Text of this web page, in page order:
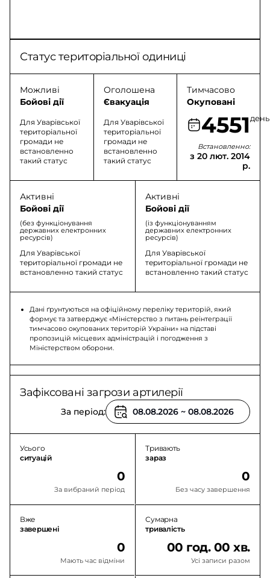
Статус територіальної одиниці
Можливі
Бойові дії
Для Уварівської
територіальної
громади не
встановленно
такий статус
Оголошена
Євакуація
Для Уварівської
територіальної
громади не
встановленно
такий статус
Тимчасово
Окуповані
4551день
Встановленно:
з 20 лют. 2014
р.
Активні
Бойові дії
(без функціонування
державних електронних
ресурсів)
Для Уварівської
територіальної громади не
встановленно такий статус
Активні
Бойові дії
(із функціонуванням
державних електронних
ресурсів)
Для Уварівської
територіальної громади не
встановленно такий статус
Дані ґрунтуються на офіційному переліку територій, який
формує та затверджує «Міністерство з питань реінтеграції
тимчасово окупованих територій України» на підставі
пропозицій місцевих адміністрацій і погодження з
Міністерством оборони.
Зафіксовані загрози артилерії
За період:
Усього
ситуацій
0
За вибраний період
Тривають
зараз
0
Без часу завершення
Вже
завершені
0
Мають час відміни
Сумарна
тривалість
00 год. 00 хв.
Усі записи разом